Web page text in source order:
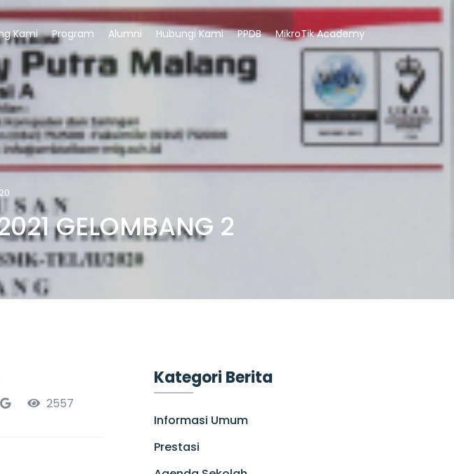
Kami Program Alumni Hubungi Kami PPDB MikroTik Academy
GELOMBANG 2
2557
Kategori Berita
Informasi Umum
Prestasi